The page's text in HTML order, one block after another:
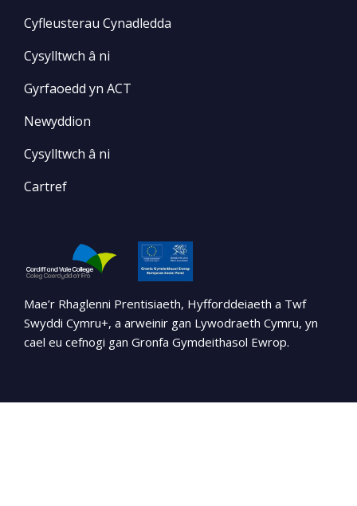
Cyfleusterau Cynadledda
Cysylltwch â ni
Gyrfaoedd yn ACT
Newyddion
Cysylltwch â ni
Cartref
Mae’r Rhaglenni Prentisiaeth, Hyfforddeiaeth a Twf
Swyddi Cymru+, a arweinir gan Lywodraeth Cymru, yn
cael eu cefnogi gan Gronfa Gymdeithasol Ewrop.